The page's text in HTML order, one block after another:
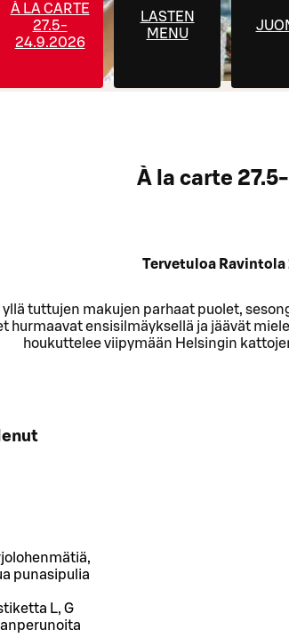
À LA CARTE
27.5-
24.9.2026
LASTEN
MENU
À la carte
Tervetuloa Ravintola
tuttujen makujen parhaat puolet,
hurmaavat ensisilmäyksellä ja jäävät
houkuttelee viipymään Helsingin
punasipulia
L, G